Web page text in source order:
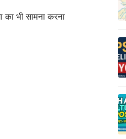
का भी सामना करना